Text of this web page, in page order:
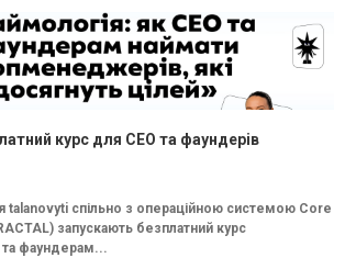
курс для CEO та фаундерів
talanovyti спільно з операційною системою Core
запускають безплатний курс
та фаундерам...